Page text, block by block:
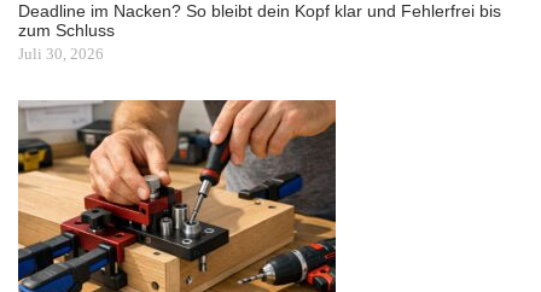
Deadline im Nacken? So bleibt dein Kopf klar und Fehlerfrei bis
zum Schluss
Juli 30, 2026